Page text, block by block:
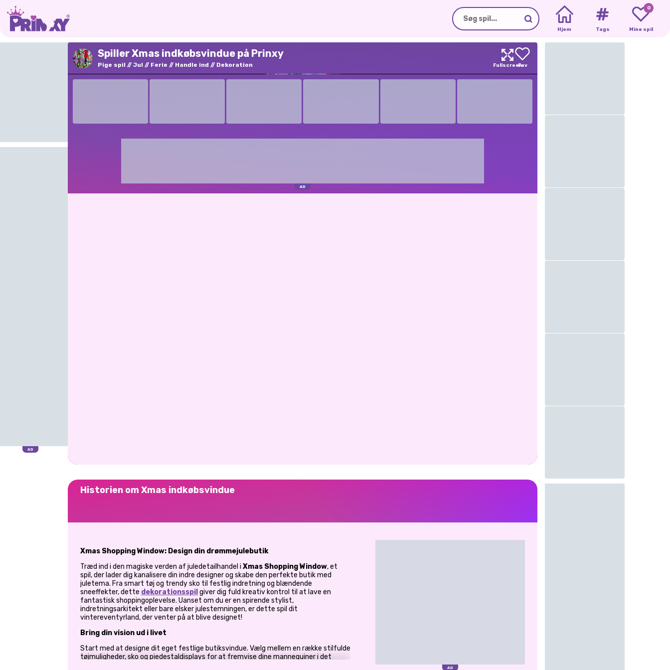
Hjem Tags
0
Mine spil
Spiller Xmas indkøbsvindue på Prinxy
Pige spil Jul Ferie Handle ind Dekoration
Historien om Xmas indkøbsvindue
Xmas Shopping Window: Design din drømmejulebutik
Træd ind i den magiske verden af juledetailhandel i Xmas Shopping Window, et
spil, der lader dig kanalisere din indre designer og skabe den perfekte butik med
juletema. Fra smart tøj og trendy sko til festlig indretning og blændende
sneeffekter, dette dekorationsspil giver dig fuld kreativ kontrol til at lave en
fantastisk shoppingoplevelse. Uanset om du er en spirende stylist,
indretningsarkitekt eller bare elsker julestemningen, er dette spil dit
vintereventyrland, der venter på at blive designet!
Bring din vision ud i livet
Start med at designe dit eget festlige butiksvindue. Vælg mellem en række stilfulde
tøjmuligheder, sko og piedestaldisplays for at fremvise dine mannequiner i det